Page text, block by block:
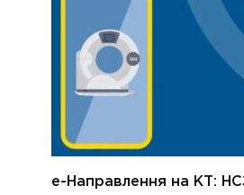
е-Направлення на КТ: